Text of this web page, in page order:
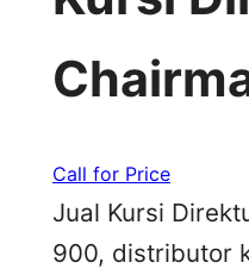
Call for Price
Jual Kursi
900, distributor